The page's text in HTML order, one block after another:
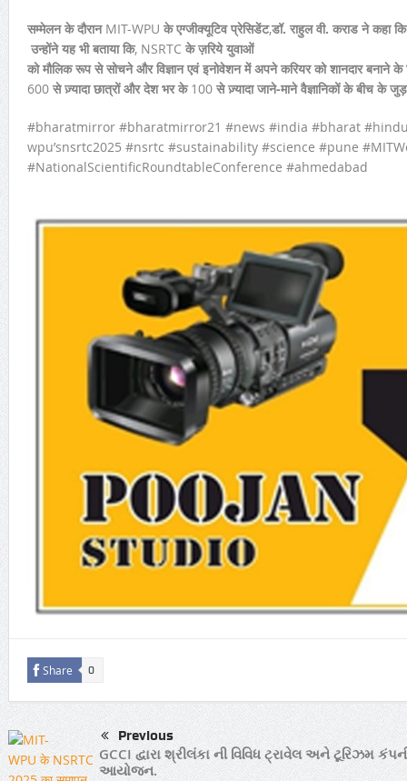
सम्मेलन के दौरान MIT-WPU के एग्जीक्यूटिव प्रेसिडेंट,डॉ. राहुल वी. कराड ने कहा
उन्होंने यह भी बताया कि, NSRTC के ज़रिये युवाओं
को मौलिक रूप से सोचने और विज्ञान एवं इनोवेशन में अपने करियर को शानदार बनाने के
600 से ज़्यादा छात्रों और देश भर के100 से ज़्यादा जाने-माने वैज्ञानिकों के बीच के
#bharatmirror #bharatmirror21 #news #india #bharat
wpu’snsrtc2025 #nsrtc #sustainability #science #pune
#NationalScientificRoundtableConference #ahmedabad
Share 0
Previous
GCCI દ્વારા શ્રીલંકા ની વિવિધ ટ્રાવેલ અને ટૂરિઝમ
આયોજન.